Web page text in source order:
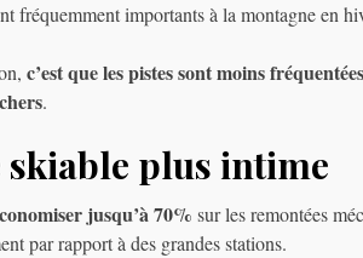
fréquemment importants à la montagne en
c’est que les pistes sont moins
.
plus intime
jusqu’à 70% sur les remontées
par rapport à des grandes stations.